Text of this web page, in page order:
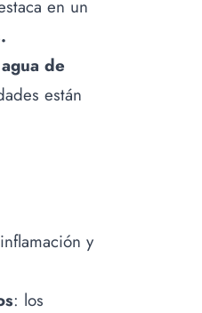
en un
de
están
y
: los